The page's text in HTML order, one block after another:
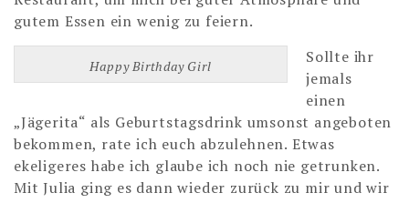
gutem Essen ein wenig zu feiern.
Happy Birthday Girl
Sollte ihr
jemals
einen
„Jägerita“ als Geburtstagsdrink umsonst angeboten
bekommen, rate ich euch abzulehnen. Etwas
ekeligeres habe ich glaube ich noch nie getrunken.
Mit Julia ging es dann wieder zurück zu mir und wir